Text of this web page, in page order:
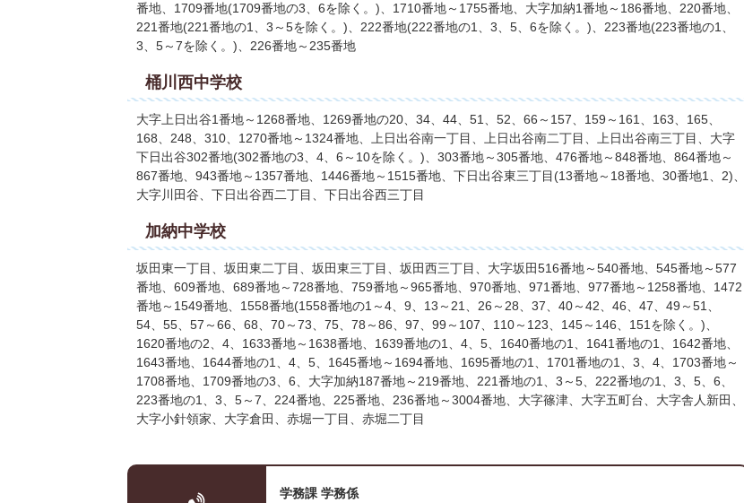
番地、1709番地(1709番地の3、6を除く。)、1710番地～1755番地、大字加納1番地～186番地、220番地、
221番地(221番地の1、3～5を除く。)、222番地(222番地の1、3、5、6を除く。)、223番地(223番地の1、
3、5～7を除く。)、226番地～235番地
桶川西中学校
大字上日出谷1番地～1268番地、1269番地の20、34、44、51、52、66～157、159～161、163、165、
168、248、310、1270番地～1324番地、上日出谷南一丁目、上日出谷南二丁目、上日出谷南三丁目、大字
下日出谷302番地(302番地の3、4、6～10を除く。)、303番地～305番地、476番地～848番地、864番地～
867番地、943番地～1357番地、1446番地～1515番地、下日出谷東三丁目(13番地～18番地、30番地1、2)、
大字川田谷、下日出谷西二丁目、下日出谷西三丁目
加納中学校
坂田東一丁目、坂田東二丁目、坂田東三丁目、坂田西三丁目、大字坂田516番地～540番地、545番地～577
番地、609番地、689番地～728番地、759番地～965番地、970番地、971番地、977番地～1258番地、1472
番地～1549番地、1558番地(1558番地の1～4、9、13～21、26～28、37、40～42、46、47、49～51、
54、55、57～66、68、70～73、75、78～86、97、99～107、110～123、145～146、151を除く。)、
1620番地の2、4、1633番地～1638番地、1639番地の1、4、5、1640番地の1、1641番地の1、1642番地、
1643番地、1644番地の1、4、5、1645番地～1694番地、1695番地の1、1701番地の1、3、4、1703番地～
1708番地、1709番地の3、6、大字加納187番地～219番地、221番地の1、3～5、222番地の1、3、5、6、
223番地の1、3、5～7、224番地、225番地、236番地～3004番地、大字篠津、大字五町台、大字舎人新田、
大字小針領家、大字倉田、赤堀一丁目、赤堀二丁目
学務課 学務係